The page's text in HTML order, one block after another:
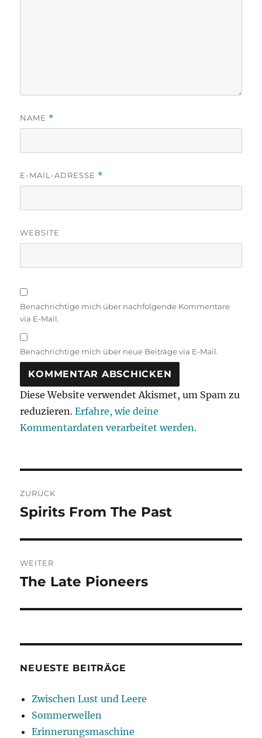
NAME *
E-MAIL-ADRESSE *
WEBSITE
Benachrichtige mich über nachfolgende Kommentare
via E-Mail.
Benachrichtige mich über neue Beiträge via E-Mail.
Diese Website verwendet Akismet, um Spam zu
reduzieren.Erfahre, wie deine
Kommentardaten verarbeitet werden.
ZURÜCK
Vorheriger
Spirits From The Past
WEITER
Nächster
The Late Pioneers
NEUESTE BEITRÄGE
Zwischen Lust und Leere
Sommerwellen
Erinnerungsmaschine